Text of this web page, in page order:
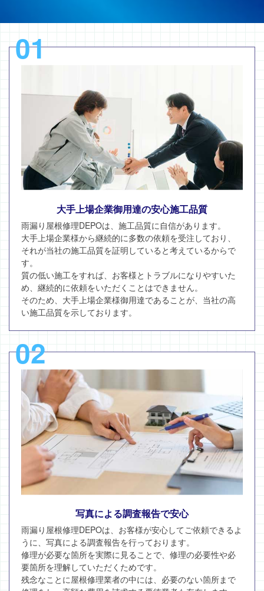
01
大手上場企業御用達の安心施工品質
雨漏り屋根修理DEPOは、施工品質に自信があります。
大手上場企業様から継続的に多数の依頼を受注しており、
それが当社の施工品質を証明していると考えているからで
す。
質の低い施工をすれば、お客様とトラブルになりやすいた
め、継続的に依頼をいただくことはできません。
そのため、大手上場企業様御用達であることが、当社の高
い施工品質を示しております。
02
写真による調査報告で安心
雨漏り屋根修理DEPOは、お客様が安心してご依頼できるよ
うに、写真による調査報告を行っております。
修理が必要な箇所を実際に見ることで、修理の必要性や必
要箇所を理解していただくためです。
残念なことに屋根修理業者の中には、必要のない箇所まで